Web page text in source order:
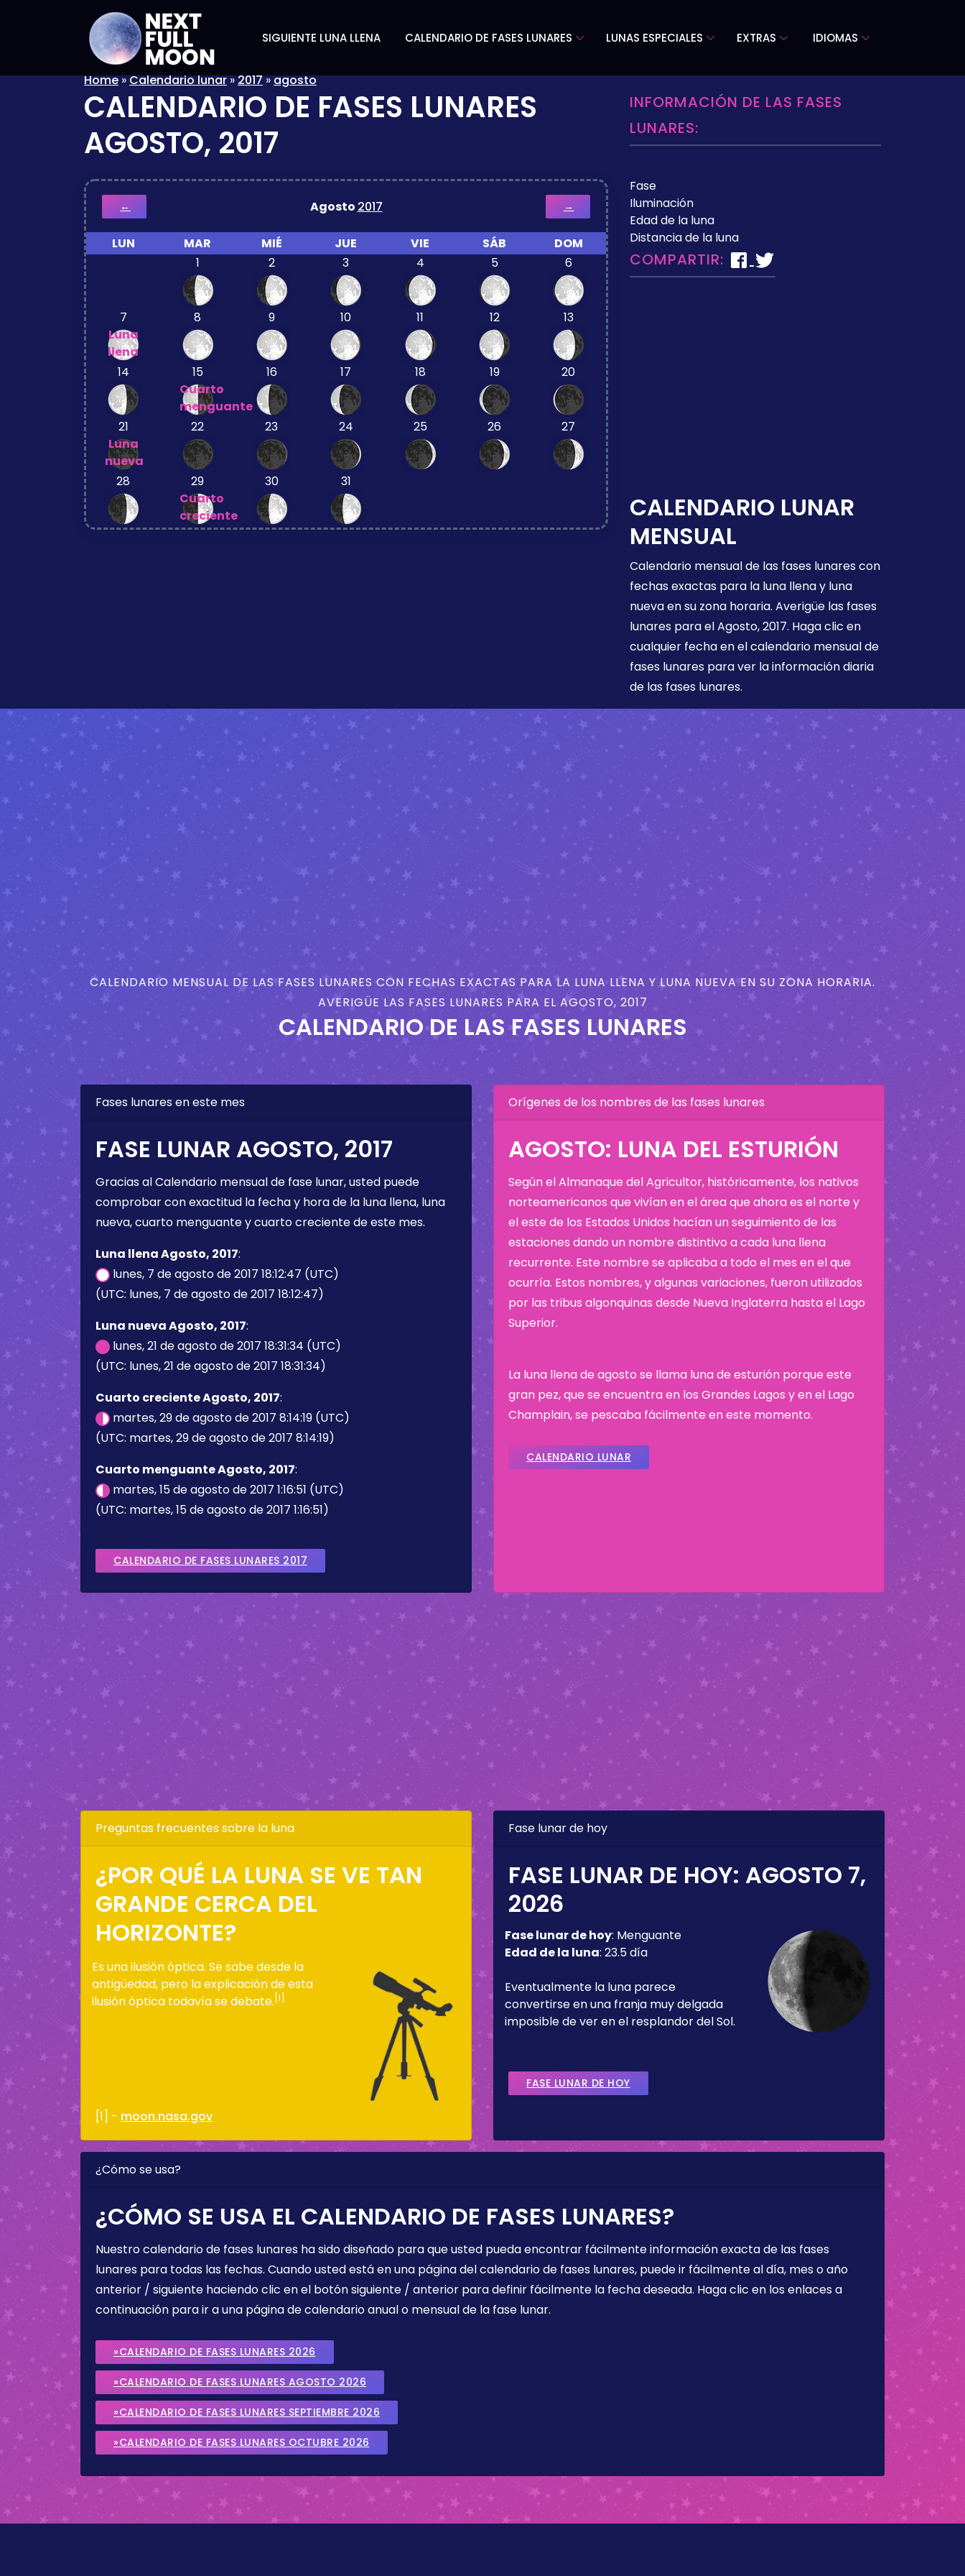
SIGUIENTE LUNA LLENA CALENDARIO DE FASES LUNARES LUNAS ESPECIALES EXTRAS IDIOMAS
Home»Calendario lunar»2017»agosto
CALENDARIO DE FASES LUNARES
AGOSTO, 2017
← Agosto 2017 →
LUN MAR MIÉ JUE VIE SÁB
DOM
1
2 3 4 5 6
7
Luna
llena
8 9 10 11 12 13
14
15
Cuarto
menguante
16 17 18 19 20
21
Luna
nueva
22 23 24 25 26 27
28
29
Cuarto
creciente
30 31
INFORMACIÓN DE LAS FASES
LUNARES:
Fase
Iluminación
Edad de la luna
Distancia de la luna
COMPARTIR:
CALENDARIO LUNAR
MENSUAL
Calendario mensual de las fases lunares con
fechas exactas para la luna llena y luna
nueva en su zona horaria. Averigüe las fases
lunares para el Agosto, 2017. Haga clic en
cualquier fecha en el calendario mensual de
fases lunares para ver la información diaria
de las fases lunares.
CALENDARIO MENSUAL DE LAS FASES LUNARES CON FECHAS EXACTAS PARA LA LUNA LLENA Y LUNA NUEVA EN SU ZONA HORARIA.
AVERIGÜE LAS FASES LUNARES PARA EL AGOSTO, 2017
CALENDARIO DE LAS FASES LUNARES
Fases lunares en este mes
FASE LUNAR AGOSTO, 2017
Gracias al Calendario mensual de fase lunar, usted puede
comprobar con exactitud la fecha y hora de la luna llena, luna
nueva, cuarto menguante y cuarto creciente de este mes.
Luna llena Agosto, 2017:
lunes, 7 de agosto de 2017 18:12:47 (UTC)
(UTC: lunes, 7 de agosto de 2017 18:12:47)
Luna nueva Agosto, 2017:
lunes, 21 de agosto de 2017 18:31:34 (UTC)
(UTC: lunes, 21 de agosto de 2017 18:31:34)
Cuarto creciente Agosto, 2017:
martes, 29 de agosto de 2017 8:14:19 (UTC)
(UTC: martes, 29 de agosto de 2017 8:14:19)
Cuarto menguante Agosto, 2017:
martes, 15 de agosto de 2017 1:16:51 (UTC)
(UTC: martes, 15 de agosto de 2017 1:16:51)
CALENDARIO DE FASES LUNARES 2017
Orígenes de los nombres de las fases lunares
AGOSTO: LUNA DEL ESTURIÓN
Según el Almanaque del Agricultor, históricamente, los nativos
norteamericanos que vivían en el área que ahora es el norte y
el este de los Estados Unidos hacían un seguimiento de las
estaciones dando un nombre distintivo a cada luna llena
recurrente. Este nombre se aplicaba a todo el mes en el que
ocurría. Estos nombres, y algunas variaciones, fueron utilizados
por las tribus algonquinas desde Nueva Inglaterra hasta el Lago
Superior.
La luna llena de agosto se llama luna de esturión porque este
gran pez, que se encuentra en los Grandes Lagos y en el Lago
Champlain, se pescaba fácilmente en este momento.
CALENDARIO LUNAR
Preguntas frecuentes sobre la luna
¿POR QUÉ LA LUNA SE VE TAN
GRANDE CERCA DEL
HORIZONTE?
Es una ilusión óptica. Se sabe desde la
antigüedad, pero la explicación de esta
ilusión óptica todavía se debate. [1]
[1] - moon.nasa.gov
Fase lunar de hoy
FASE LUNAR DE HOY: AGOSTO 7,
2026
Fase lunar de hoy: Menguante
Edad de la luna: 23.5 día
Eventualmente la luna parece
convertirse en una franja muy delgada
imposible de ver en el resplandor del Sol.
FASE LUNAR DE HOY
¿Cómo se usa?
¿CÓMO SE USA EL CALENDARIO DE FASES LUNARES?
Nuestro calendario de fases lunares ha sido diseñado para que usted pueda encontrar fácilmente información exacta de las fases
lunares para todas las fechas. Cuando usted está en una página del calendario de fases lunares, puede ir fácilmente al día, mes o año
anterior / siguiente haciendo clic en el botón siguiente / anterior para definir fácilmente la fecha deseada. Haga clic en los enlaces a
continuación para ir a una página de calendario anual o mensual de la fase lunar.
»CALENDARIO DE FASES LUNARES 2026
»CALENDARIO DE FASES LUNARES AGOSTO 2026
»CALENDARIO DE FASES LUNARES SEPTIEMBRE 2026
»CALENDARIO DE FASES LUNARES OCTUBRE 2026